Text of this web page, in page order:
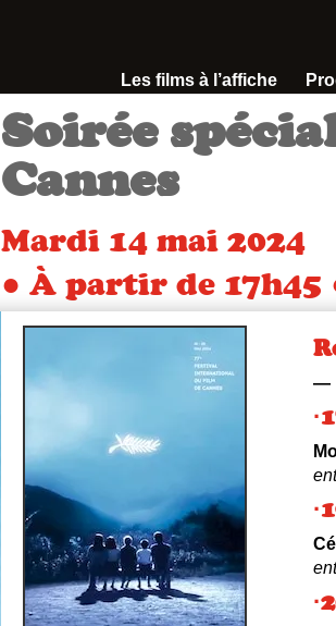
Les films à l’affiche
Soirée
Cannes
Mardi 14 mai 2024
● À partir de 17h45
—